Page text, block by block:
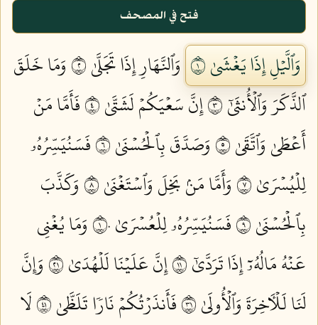
فتح في المصحف
وَٱلَّيۡلِ إِذَا يَغۡشَىٰ ١ وَٱلنَّهَارِ إِذَا تَجَلَّىٰ ٢
وَمَا خَلَقَ
ٱلذَّكَرَ وَٱلۡأُنثَىٰٓ ٣
إِنَّ سَعۡيَكُمۡ لَشَتَّىٰ ٤
فَأَمَّا مَنۡ
أَعۡطَىٰ وَٱتَّقَىٰ ٥
وَصَدَّقَ بِٱلۡحُسۡنَىٰ ٦
فَسَنُيَسِّرُهُۥ
لِلۡيُسۡرَىٰ ٧
وَأَمَّا مَنۢ بَخِلَ وَٱسۡتَغۡنَىٰ ٨
وَكَذَّبَ
بِٱلۡحُسۡنَىٰ ٩
فَسَنُيَسِّرُهُۥ لِلۡعُسۡرَىٰ ١٠
وَمَا يُغۡنِي
عَنۡهُ مَالُهُۥٓ إِذَا تَرَدَّىٰٓ ١١
إِنَّ عَلَيۡنَا لَلۡهُدَىٰ ١٢
وَإِنَّ
لَنَا لَلۡأٓخِرَةَ وَٱلۡأُولَىٰ ١٣
فَأَنذَرۡتُكُمۡ نَارٗا تَلَظَّىٰ ١٤
لَا